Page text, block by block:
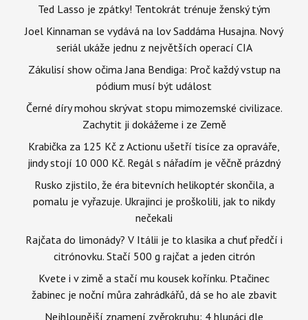
Ted Lasso je zpátky! Tentokrát trénuje ženský tým
Joel Kinnaman se vydává na lov Saddáma Husajna. Nový
seriál ukáže jednu z největších operací CIA
Zákulisí show očima Jana Bendiga: Proč každý vstup na
pódium musí být událost
Černé díry mohou skrývat stopu mimozemské civilizace.
Zachytit ji dokážeme i ze Země
Krabička za 125 Kč z Actionu ušetří tisíce za opraváře,
jindy stojí 10 000 Kč. Regál s nářadím je věčně prázdný
Rusko zjistilo, že éra bitevních helikoptér skončila, a
pomalu je vyřazuje. Ukrajinci je proškolili, jak to nikdy
nečekali
Rajčata do limonády? V Itálii je to klasika a chuť předčí i
citrónovku. Stačí 500 g rajčat a jeden citrón
Kvete i v zimě a stačí mu kousek kořínku. Ptačinec
žabinec je noční můra zahrádkářů, dá se ho ale zbavit
Nejhloupější znamení zvěrokruhu: 4 hlupáci dle